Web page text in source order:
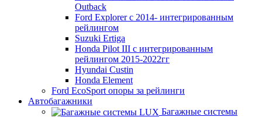
Outback
Ford Explorer c 2014- интегрированным
рейлингом
Suzuki Ertiga
Honda Pilot III с интегрированным
рейлингом 2015-2022гг
Hyundai Custin
Honda Element
Ford EcoSport опоры за рейлинги
Автобагажники
Багажные системы